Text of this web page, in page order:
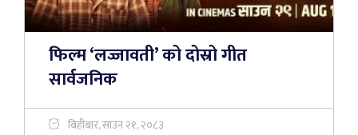
फिल्म ‘लज्जावती’ को दोस्रो गीत
सार्वजनिक
बिहीबार, साउन २१, २०८३